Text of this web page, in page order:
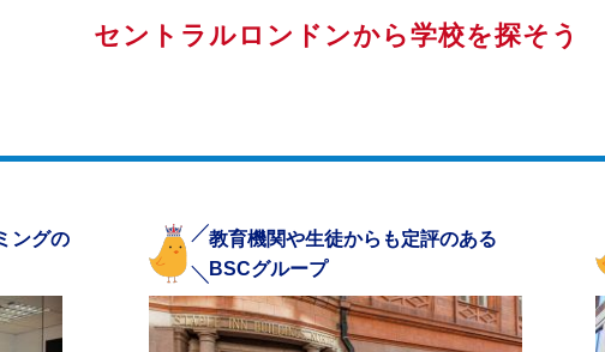
セントラルロンドンから学校を探そう
ングの
教育機関や生徒からも定評のある
BSCグループ